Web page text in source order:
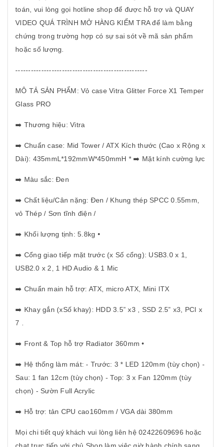
toán, vui lòng gọi hotline shop để được hỗ trợ và QUAY
VIDEO QUÁ TRÌNH MỞ HÀNG KIỂM TRA để làm bằng
chứng trong trường hợp có sự sai sót về mã sản phẩm
hoặc số lượng.
---------------------------------------------------
MÔ TẢ SẢN PHẨM: Vỏ case Vitra Glitter Force X1 Temper
Glass PRO
➡ ️ Thương hiệu: Vitra
➡ ️ Chuẩn case: Mid Tower / ATX Kích thước (Cao x Rộng x
Dài): 435mmL*192mmW*450mmH *➡ ️ Mặt kính cường lực
➡ ️ Màu sắc: Đen
➡ ️ Chất liệu/Cân nặng: Đen / Khung thép SPCC 0.55mm,
vỏ Thép / Sơn tĩnh điện /
➡ ️ Khối lượng tịnh: 5.8kg •
➡ ️ Cổng giao tiếp mặt trước (x Số cổng): USB3.0 x 1,
USB2.0 x 2, 1 HD Audio & 1 Mic
➡ ️ Chuẩn main hỗ trợ: ATX, micro ATX, Mini ITX
➡ ️ Khay gắn (xSố khay): HDD 3.5” x3 , SSD 2.5” x3, PCI x
7 .
➡ ️ Front & Top hỗ trợ Radiator 360mm •
➡ ️ Hệ thống làm mát: - Trước: 3 * LED 120mm (tùy chọn) -
Sau: 1 fan 12cm (tùy chọn) - Top: 3 x Fan 120mm (tùy
chọn) - Sườn Full Acrylic
➡ ️ Hỗ trợ: tản CPU cao160mm / VGA dài 380mm
Mọi chi tiết quý khách vui lòng liên hệ 02422609696 hoặc